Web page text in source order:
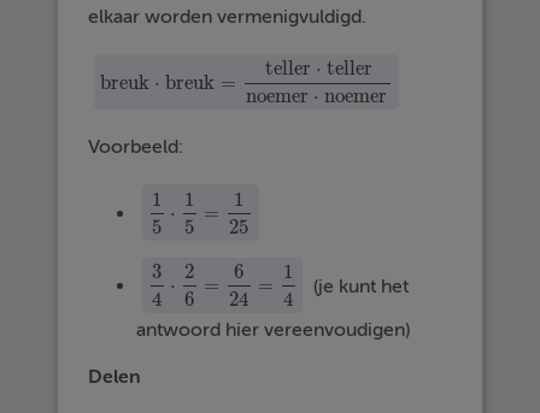
elkaar worden vermenigvuldigd.
breuk ⋅ breuk =
teller ⋅ teller
noemer ⋅ noemer
breuk · breuk=teller · tellernoemer · noemer
Voorbeeld:
1
5
⋅
1
5
=
1
25
1 5 15 =1 25
3
4
⋅
2
6
=
6
24
=
1
4
3 4 ·2 6= 624 =1 4 (je kunt het
antwoord hier vereenvoudigen)
Delen